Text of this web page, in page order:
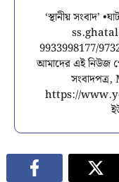
‘স্থানীয় সংবাদ’
9933998177/
আমাদের এই নিউজ
https://